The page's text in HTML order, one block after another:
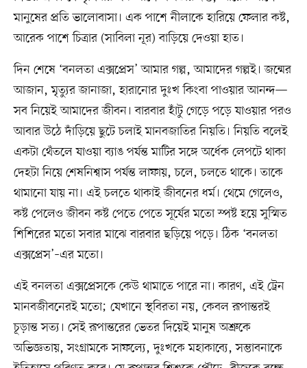
মানুষের প্রতি ভালোবাসা। এক পাশে নীলাকে হারিয়ে ফেলার কষ্ট,
আরেক পাশে চিত্রার (সাবিলা নূর) বাড়িয়ে দেওয়া হাত।
দিন শেষে ‘বনলতা এক্সপ্রেস’ আমার গল্প, আমাদের গল্পই। জন্মের
আজান, মৃত্যুর জানাজা, হারানোর দুঃখ কিংবা পাওয়ার আনন্দ—
সব নিয়েই আমাদের জীবন। বারবার হাঁটু গেড়ে পড়ে যাওয়ার পরও
আবার উঠে দাঁড়িয়ে ছুটে চলাই মানবজাতির নিয়তি। নিয়তি বলেই
একটা থেঁতলে যাওয়া ব্যাঙ পর্যন্ত মাটির সঙ্গে অর্ধেক লেপটে থাকা
দেহটা নিয়ে শেষনিশ্বাস পর্যন্ত লাফায়, চলে, চলতে থাকে। তাকে
থামানো যায় না। এই চলতে থাকাই জীবনের ধর্ম। থেমে গেলেও,
কষ্ট পেলেও জীবন কষ্ট পেতে পেতে সূর্যের মতো স্পষ্ট হয়ে সুস্মিত
শিশিরের মতো সবার মাঝে বারবার ছড়িয়ে পড়ে। ঠিক ‘বনলতা
এক্সপ্রেস’–এর মতো।
এই বনলতা এক্সপ্রেসকে কেউ থামাতে পারে না। কারণ, এই ট্রেন
মানবজীবনেরই মতো; যেখানে স্থবিরতা নয়, কেবল রূপান্তরই
চূড়ান্ত সত্য। সেই রূপান্তরের ভেতর দিয়েই মানুষ অশ্রুকে
অভিজ্ঞতায়, সংগ্রামকে সাফল্যে, দুঃখকে মহাকাব্যে, সম্ভাবনাকে